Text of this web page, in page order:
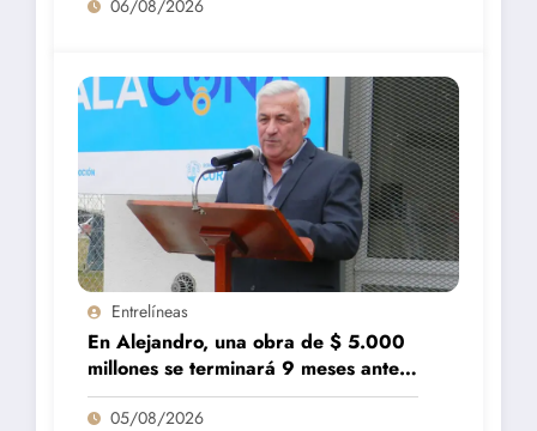
06/08/2026
Entrelíneas
En Alejandro, una obra de $ 5.000
millones se terminará 9 meses antes
de lo previsto
05/08/2026